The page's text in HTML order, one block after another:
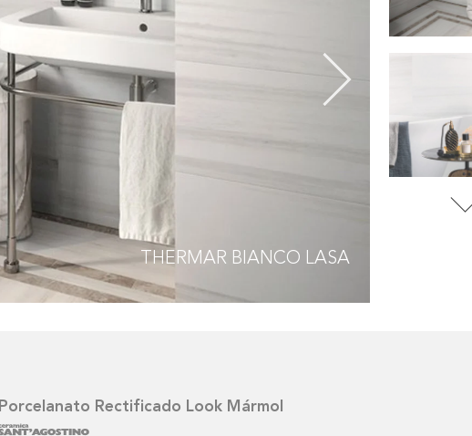
THERMAR BIANCO LASA
Porcelanato Rectificado Look Mármol